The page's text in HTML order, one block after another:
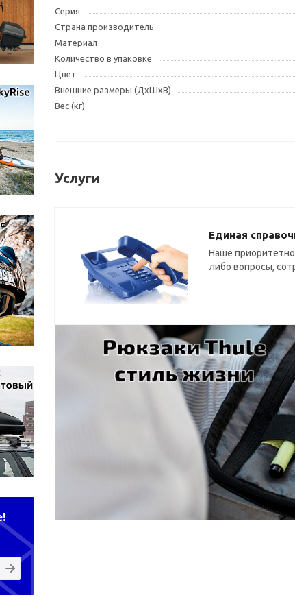
Серия
Страна производитель
Материал
Количество в упаковке
Цвет
Внешние размеры (ДxШxВ)
Вес (кг)
Услуги
Единая
Наше
либо вопросы,